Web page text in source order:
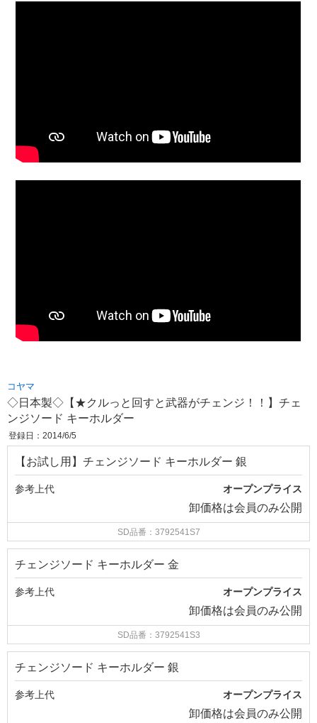
コヤマ
◇日本製◇【★クルっと回すと武器がチェンジ！！】チェ
ンジソード キーホルダー
登録日：2014/6/5
【お試し用】チェンジソード キーホルダー 銀
参考上代 オープンプライス
卸価格は会員のみ公開
SD品番：3792541S7
チェンジソード キーホルダー 金
参考上代 オープンプライス
卸価格は会員のみ公開
SD品番：3792541S3
チェンジソード キーホルダー 銀
参考上代 オープンプライス
卸価格は会員のみ公開